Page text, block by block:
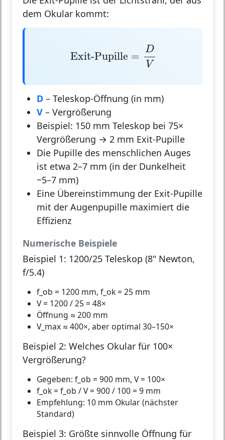
dem Okular kommt:
Exit-Pupille =
D
V
V
D – Teleskop-Öffnung (in mm)
V – Vergrößerung
Beispiel: 150 mm Teleskop bei 75×
Vergrößerung → 2 mm Exit-Pupille
Die Pupille des menschlichen Auges
ist etwa 2–7 mm (in der Dunkelheit
~5–7 mm)
Eine Übereinstimmung der Exit-Pupille
mit der Augenpupille maximiert die
Effizienz
Numerische Beispiele
Beispiel 1: 1200/25 Teleskop (8" Newton,
f/5.4)
f_ob = 1200 mm, f_ok = 25 mm
V = 1200 / 25 = 48×
Öffnung ≈ 200 mm
V_max ≈ 400×, aber optimal 30–150×
Beispiel 2: Welches Okular für 100×
Vergrößerung?
Gegeben: f_ob = 900 mm, V = 100×
f_ok = f_ob / V = 900 / 100 = 9 mm
Empfehlung: 10 mm Okular (nächster
Standard)
Beispiel 3: Größte sinnvolle Öffnung für